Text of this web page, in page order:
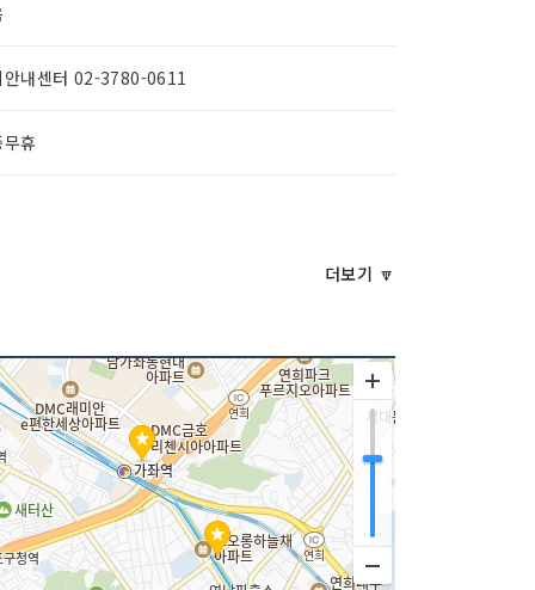
안내센터 02-3780-0611
휴
더보기 🔽